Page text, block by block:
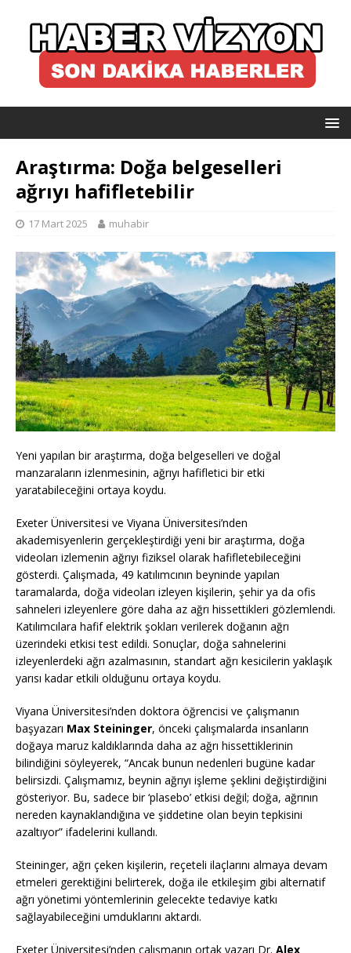
Araştırma: Doğa belgeselleri
ağrıyı hafifletebilir
17 Mart 2025 muhabir
Yeni yapılan bir araştırma, doğa belgeselleri ve doğal
manzaraların izlenmesinin, ağrıyı hafifletici bir etki
yaratabileceğini ortaya koydu.
Exeter Üniversitesi ve Viyana Üniversitesi’nden
akademisyenlerin gerçekleştirdiği yeni bir araştırma, doğa
videoları izlemenin ağrıyı fiziksel olarak hafifletebileceğini
gösterdi. Çalışmada, 49 katılımcının beyninde yapılan
taramalarda, doğa videoları izleyen kişilerin, şehir ya da ofis
sahneleri izleyenlere göre daha az ağrı hissettikleri gözlemlendi.
Katılımcılara hafif elektrik şokları verilerek doğanın ağrı
üzerindeki etkisi test edildi. Sonuçlar, doğa sahnelerini
izleyenlerdeki ağrı azalmasının, standart ağrı kesicilerin yaklaşık
yarısı kadar etkili olduğunu ortaya koydu.
Viyana Üniversitesi’nden doktora öğrencisi ve çalışmanın
başyazarı Max Steininger, önceki çalışmalarda insanların
doğaya maruz kaldıklarında daha az ağrı hissettiklerinin
bilindiğini söyleyerek, “Ancak bunun nedenleri bugüne kadar
belirsizdi. Çalışmamız, beynin ağrıyı işleme şeklini değiştirdiğini
gösteriyor. Bu, sadece bir ‘plasebo’ etkisi değil; doğa, ağrının
nereden kaynaklandığına ve şiddetine olan beyin tepkisini
azaltıyor” ifadelerini kullandı.
Steininger, ağrı çeken kişilerin, reçeteli ilaçlarını almaya devam
etmeleri gerektiğini belirterek, doğa ile etkileşim gibi alternatif
ağrı yönetimi yöntemlerinin gelecekte tedaviye katkı
sağlayabileceğini umduklarını aktardı.
Exeter Üniversitesi’nden çalışmanın ortak yazarı Dr. Alex